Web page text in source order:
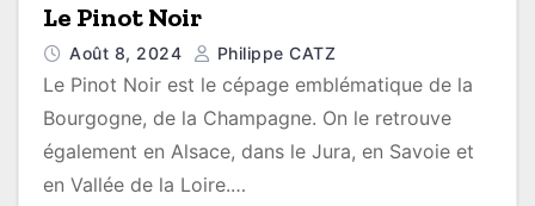
Le Pinot Noir
Août 8, 2024 Philippe CATZ
Le Pinot Noir est le cépage emblématique de la
Bourgogne, de la Champagne. On le retrouve
également en Alsace, dans le Jura, en Savoie et
en Vallée de la Loire.…